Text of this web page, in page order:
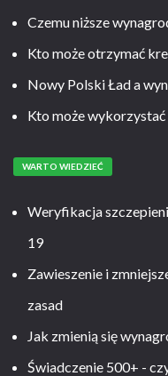
Czemu niższe
Kto może otrzymać
Nowy Polski Ład a
Kto może
WARTO WIEDZIEĆ
Weryfikacja
19
Zawieszenie i
zasad
Jak zmienią się
Świadczenie 500+ -